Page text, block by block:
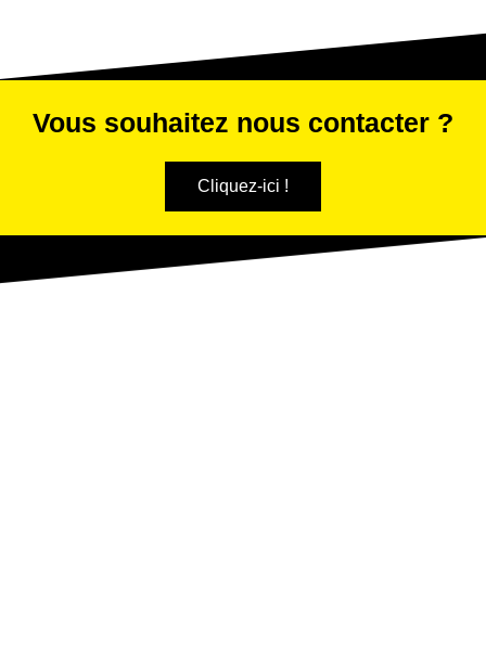
Vous souhaitez nous contacter ?
Cliquez-ici !